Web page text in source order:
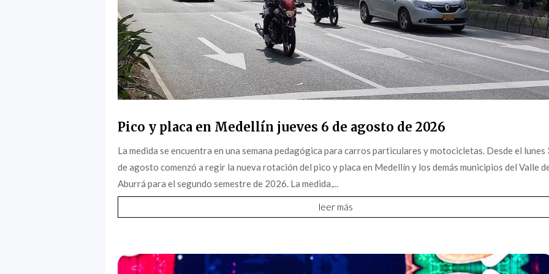
Pico y placa en Medellín jueves 6 de agosto de 2026
La medida se encuentra en una semana pedagógica para carros particulares y motocicletas. Desde el lunes
de agosto comenzó a regir la nueva rotación del pico y placa en Medellín y los demás municipios del Valle
Aburrá para el segundo semestre de 2026. La medida,...
leer más